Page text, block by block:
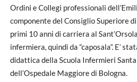
Ordini e Collegi professionali
componente del Consiglio Superiore
primi 10 anni di carriera al
infermiera, quindi da “caposala”. E’
didattica della Scuola Infermieri
dell’Ospedale Maggiore di Bologna.